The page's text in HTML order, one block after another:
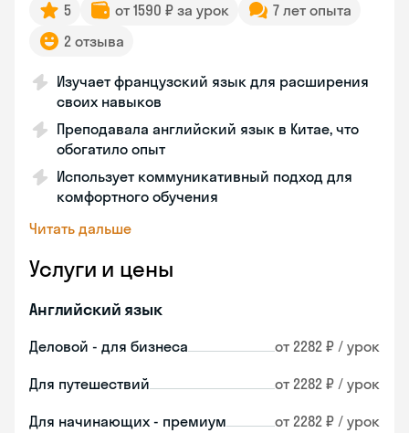
5 от 1590 ₽ за урок
7 лет опыта
2 отзыва
Изучает французский язык для расширения
своих навыков
Преподавала английский язык в Китае, что
обогатило опыт
Использует коммуникативный подход для
комфортного обучения
Читать дальше
Услуги и цены
Английский язык
Деловой - для бизнеса от 2282 ₽ / урок
Для путешествий от 2282 ₽ / урок
Для начинающих - премиум от 2282 ₽ / урок